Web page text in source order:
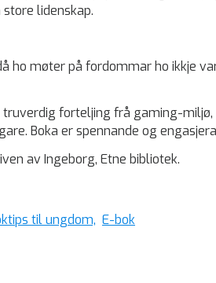
lidenskap.
ho møter på fordommar ho ikkje
truverdig forteljing frå gaming-miljø,
Boka er spennande og
av Ingeborg, Etne bibliotek.
til ungdom, E-bok